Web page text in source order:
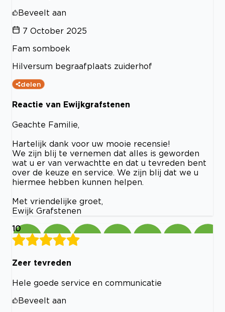
Beveelt aan
7 October 2025
Fam somboek
Hilversum begraafplaats zuiderhof
delen
Reactie van Ewijkgrafstenen
Geachte Familie,
Hartelijk dank voor uw mooie recensie!
We zijn blij te vernemen dat alles is geworden
wat u er van verwachtte en dat u tevreden bent
over de keuze en service. We zijn blij dat we u
hiermee hebben kunnen helpen.
Met vriendelijke groet,
Ewijk Grafstenen
10
Zeer tevreden
Hele goede service en communicatie
Beveelt aan